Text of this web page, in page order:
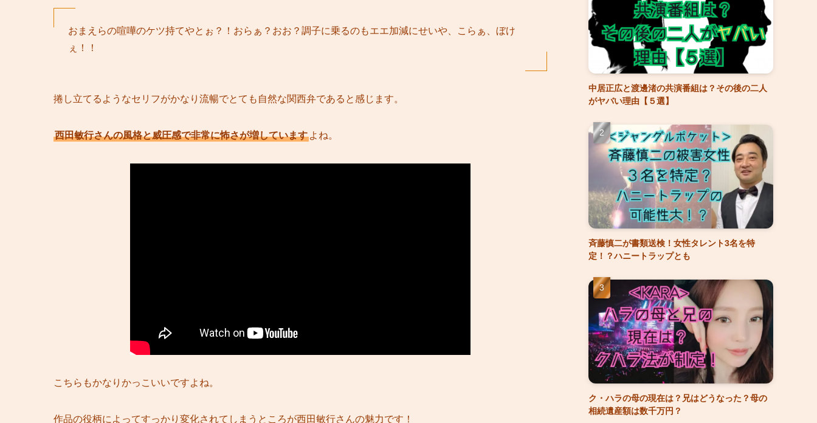
おまえらの喧嘩のケツ持てやとぉ？！おらぁ？おお？調子に乗るのもエエ加減にせいや、こらぁ、ぼけ
ぇ！！
捲し立てるようなセリフがかなり流暢でとても自然な関西弁であると感じます。
西田敏行さんの風格と威圧感で非常に怖さが増しています よね。
こちらもかなりかっこいいですよね。
作品の役柄によってすっかり変化されてしまうところが西田敏行さんの魅力です！
中居正広と渡邊渚の共演番組は？その後の二人
がヤバい理由【５選】
斉藤慎二が書類送検！女性タレント3名を特
定！？ハニートラップとも
ク・ハラの母の現在は？兄はどうなった？母の
相続遺産額は数千万円？